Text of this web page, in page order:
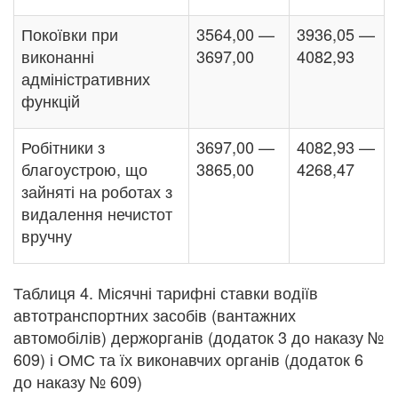
Покоївки при
виконанні
адміністративних
функцій
3564,00 —
3697,00
3936,05 —
4082,93
Робітники з
благоустрою, що
зайняті на роботах з
видалення нечистот
вручну
3697,00 —
3865,00
4082,93 —
4268,47
Таблиця 4. Місячні тарифні ставки водіїв
автотранспортних засобів (вантажних
автомобілів) держорганів (додаток 3 до наказу №
609) і ОМС та їх виконавчих органів (додаток 6
до наказу № 609)